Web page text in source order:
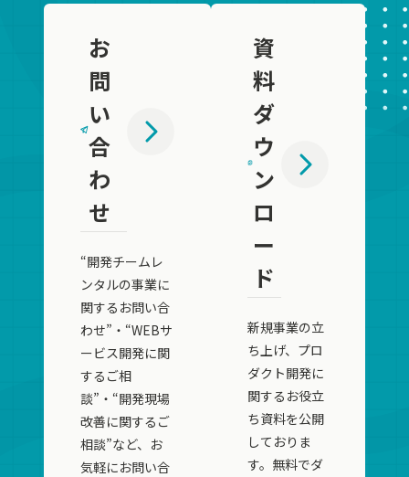
お
問
い
合
わ
せ
“開発チームレ
ンタルの事業に
関するお問い合
わせ”・“WEBサ
ービス開発に関
するご相
談”・“開発現場
改善に関するご
相談”など、お
気軽にお問い合
資
料
ダ
ウ
ン
ロ
ー
ド
新規事業の立
ち上げ、プロ
ダクト開発に
関するお役立
ち資料を公開
しておりま
す。無料でダ